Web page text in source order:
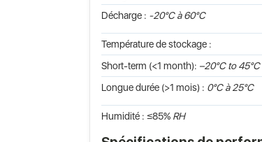
Décharge : -20°C à 60°C
Température de stockage :
Short-term (<1 month): –20°C to 45°C
Longue durée (>1 mois) : 0°C à 25°C
Humidité : ≤85% RH